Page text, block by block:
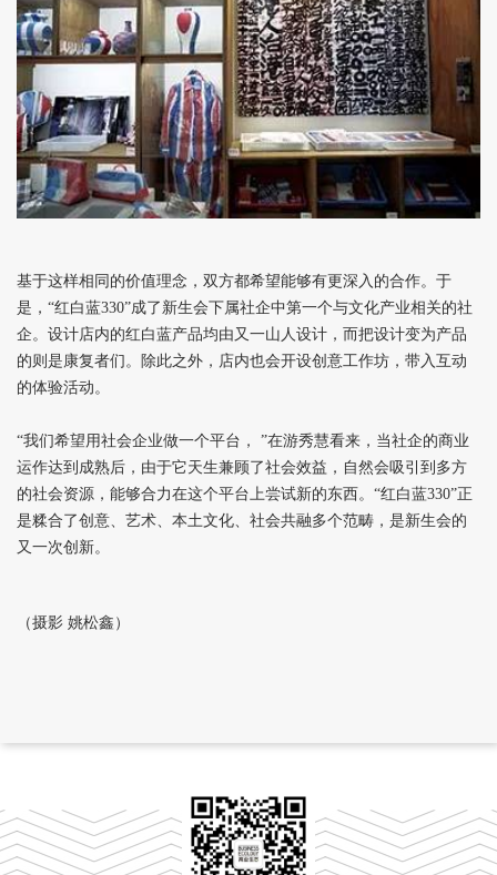
基于这样相同的价值理念，双方都希望能够有更深入的合作。于
是，“红白蓝330”成了新生会下属社企中第一个与文化产业相关的社
企。设计店内的红白蓝产品均由又一山人设计，而把设计变为产品
的则是康复者们。除此之外，店内也会开设创意工作坊，带入互动
的体验活动。
“我们希望用社会企业做一个平台， ”在游秀慧看来，当社企的商业
运作达到成熟后，由于它天生兼顾了社会效益，自然会吸引到多方
的社会资源，能够合力在这个平台上尝试新的东西。“红白蓝330”正
是糅合了创意、艺术、本土文化、社会共融多个范畴，是新生会的
又一次创新。
（摄影 姚松鑫）